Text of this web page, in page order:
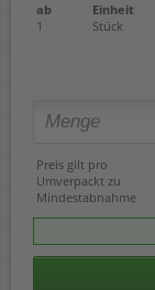
ab Einheit
1
Stück
Preis gilt pro
Umverpackt zu
Mindestabnahme